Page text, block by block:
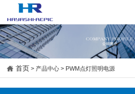
首页 > 产品中心 > PWM点灯照明电源